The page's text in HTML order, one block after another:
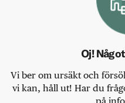
Oj!
Vi ber om ursäkt och
vi kan, håll ut! Har du